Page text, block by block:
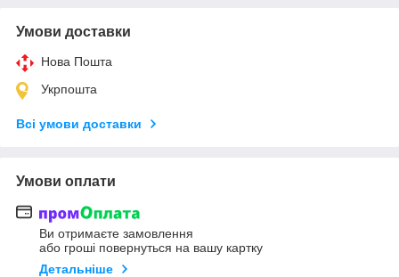
Умови доставки
Нова Пошта
Укрпошта
Всі умови доставки
Умови оплати
Ви отримаєте замовлення
або гроші повернуться на вашу картку
Детальніше